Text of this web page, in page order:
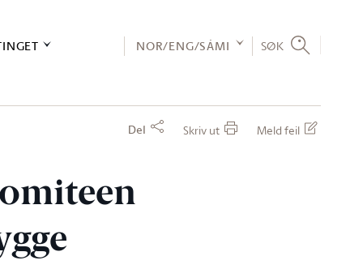
NOR/ENG/SÁMI SØK
Del Skriv ut Meld feil